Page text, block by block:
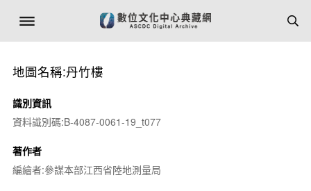
地圖名稱:丹竹樓
識別資訊
資料識別碼:B-4087-0061-19_t077
著作者
編繪者:參謀本部江西省陸地測量局